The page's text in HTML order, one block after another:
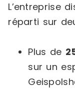
L’entreprise
réparti sur
Plus de
sur un